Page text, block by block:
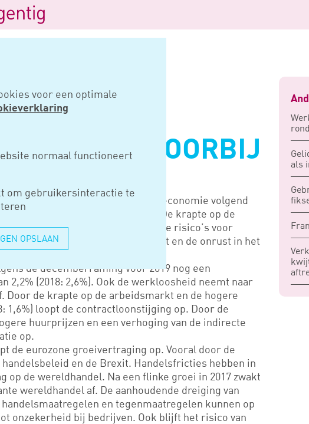
voor een optimale
normaal functioneert
om gebruikersinteractie te
OPSLAAN
IS VOORBIJ
verwacht dat de Nederlandse economie volgend
dat de piek achter de rug is. De krapte op de
Belangrijkste neerwaartse risico’s voor
handelsbeleid, de Brexit en de onrust in het
de decemberraming voor 2019 nog een
2,2% (2018: 2,6%). Ook de werkloosheid neemt naar
Door de krapte op de arbeidsmarkt en de hogere
1,6%) loopt de contractloonstijging op. Door de
huurprijzen en een verhoging van de indirecte
op.
de eurozone groeivertraging op. Vooral door de
en de Brexit. Handelsfricties hebben in
op de wereldhandel. Na een flinke groei in 2017 zwakt
wereldhandel af. De aanhoudende dreiging van
en tegenmaatregelen kunnen op
onzekerheid bij bedrijven. Ook blijft het risico van
als